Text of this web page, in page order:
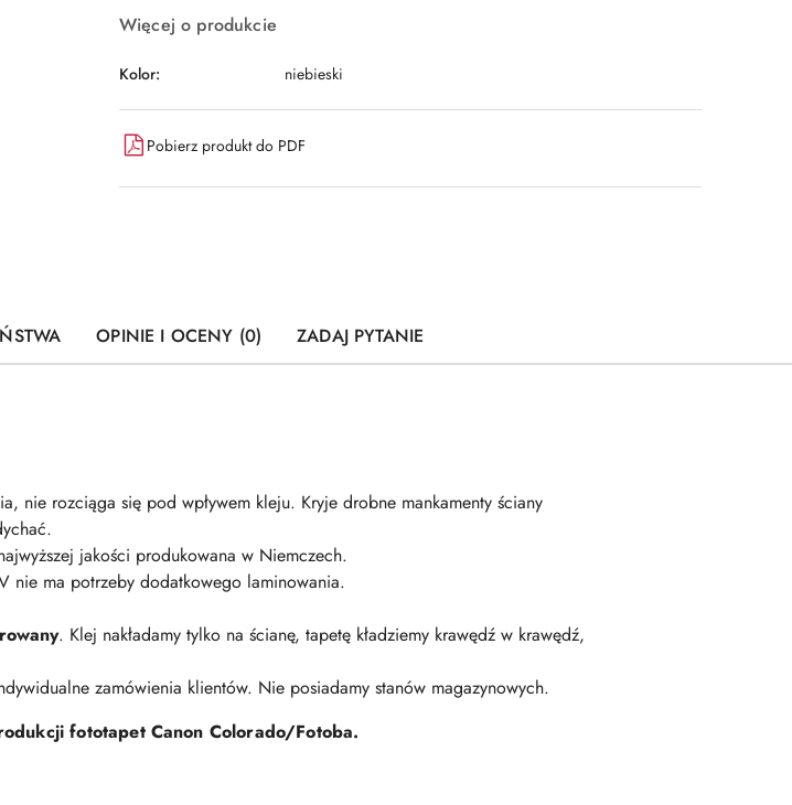
Więcej o produkcie
Kolor: niebieski
Pobierz produkt do PDF
OPINIE I OCENY (0) ZADAJ PYTANIE
nie rozciąga się pod wpływem kleju. Kryje drobne mankamenty ściany
jakości produkowana w Niemczech.
nie ma potrzeby dodatkowego laminowania.
. Klej nakładamy tylko na ścianę, tapetę kładziemy krawędź w krawędź,
zamówienia klientów. Nie posiadamy stanów magazynowych.
fototapet Canon Colorado/Fotoba.